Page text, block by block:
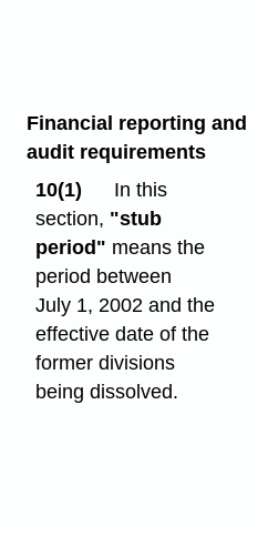
Financial reporting and
audit requirements
10(1)
In this
section, "stub
period" means the
period between
July 1, 2002 and the
effective date of the
former divisions
being dissolved.